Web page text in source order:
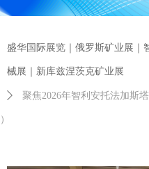
盛华国际展览｜俄罗斯矿业展｜
械展｜新库兹涅茨克矿业展
ꄲ 聚焦2026年智利安托法加斯
）